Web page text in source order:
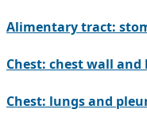
Alimentary tract:
Chest: chest wall and
Chest: lungs and